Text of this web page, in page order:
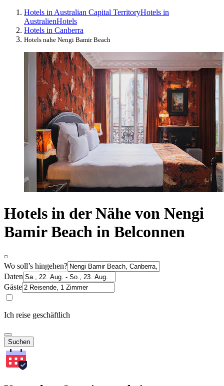
Hotels in Australian Capital TerritoryHotels in
AustralienHotels
Hotels in Canberra
Hotels nahe Nengi Bamir Beach
Hotels in der Nähe von Nengi
Bamir Beach in Belconnen
Wo soll’s hingehen?
Daten
Gäste
Ich reise geschäftlich
Suchen